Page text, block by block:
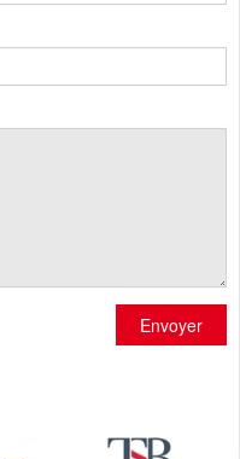
Envoyer